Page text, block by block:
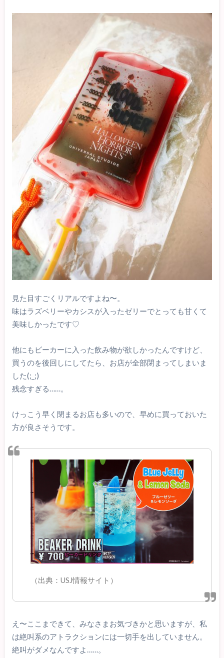
見た目すごくリアルですよね〜。
味はラズベリーやカシスが入ったゼリーでとっても甘くて
美味しかったです♡
他にもビーカーに入った飲み物が欲しかったんですけど、
買うのを後回しにしてたら、お店が全部閉まってしまいま
した(;_;)
残念すぎる……。
けっこう早く閉まるお店も多いので、早めに買っておいた
方が良さそうです。
（出典：USJ情報サイト）
え〜ここまできて、みなさまお気づきかと思いますが、私
は絶叫系のアトラクションには一切手を出していません。
絶叫がダメなんですよ……。